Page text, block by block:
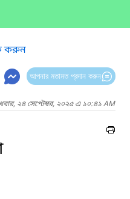
করুন
আপনার মতামত প্রদান করুন
২৪ সেপ্টেম্বর, ২০২৫ এ ১০:৪১ AM